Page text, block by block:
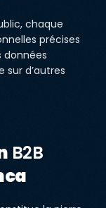
chaque
précises
données
sur d’autres
B2B